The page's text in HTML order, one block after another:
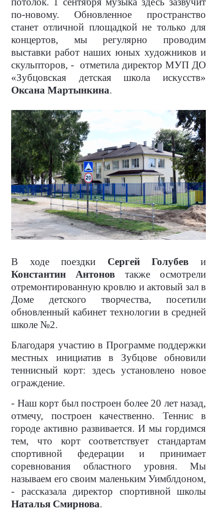
по-новому. Обновленное пространство
станет отличной площадкой не только для
концертов, мы регулярно проводим
выставки работ наших юных художников и
скульпторов, - отметила директор МУП ДО
«Зубцовская детская школа искусств»
Оксана Мартынкина.
В ходе поездки Сергей Голубев и
Константин Антонов также осмотрели
отремонтированную кровлю и актовый зал в
Доме детского творчества, посетили
обновленный кабинет технологии в средней
школе №2.
Благодаря участию в Программе поддержки
местных инициатив в Зубцове обновили
теннисный корт: здесь установлено новое
ограждение.
- Наш корт был построен более 20 лет назад,
отмечу, построен качественно. Теннис в
городе активно развивается. И мы гордимся
тем, что корт соответствует стандартам
спортивной федерации и принимает
соревнования областного уровня. Мы
называем его своим маленьким Уимблдоном,
- рассказала директор спортивной школы
Наталья Смирнова.